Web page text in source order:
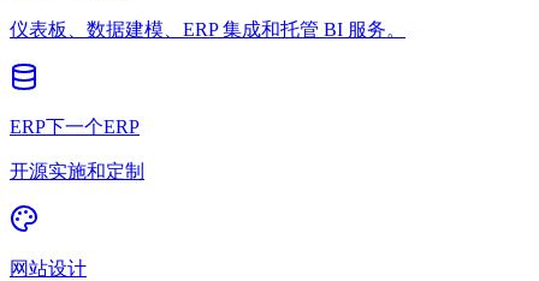
仪表板、数据建模、ERP 集成和托管 BI 服务。
ERP下一个ERP
开源实施和定制
网站设计